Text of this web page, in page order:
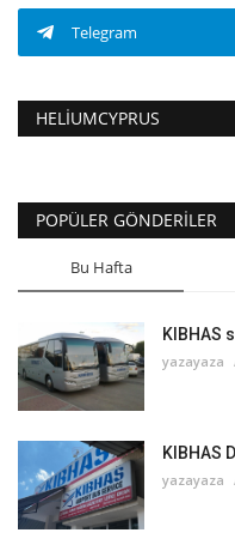
Telegram
HELIUMCYPRUS
POPÜLER GÖNDERILER
Bu Hafta
KIBHAS
yazayaza
KIBHAS
yazayaza